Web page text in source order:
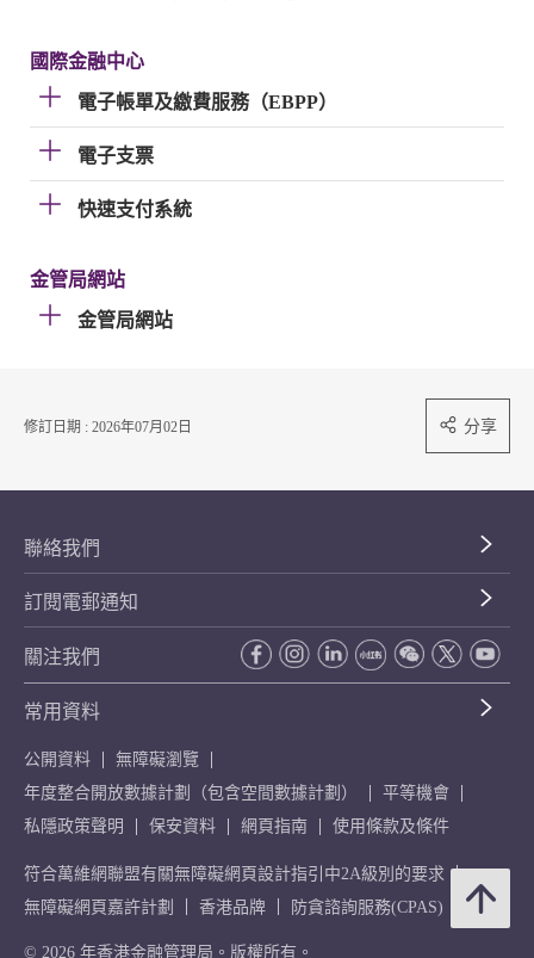
國際金融中心
電子帳單及繳費服務（EBPP）
電子支票
快速支付系統
金管局網站
金管局網站
修訂日期 : 2026年07月02日 分享
聯絡我們
訂閱電郵通知
關注我們
常用資料
公開資料
無障礙瀏覽
年度整合開放數據計劃（包含空間數據計劃）
平等機會
私隱政策聲明
保安資料 網頁指南 使用條款及條件
符合萬維網聯盟有關無障礙網頁設計指引中2A級別的要求
無障礙網頁嘉許計劃
香港品牌 防貪諮詢服務(CPAS)
© 2026 年香港金融管理局。版權所有。